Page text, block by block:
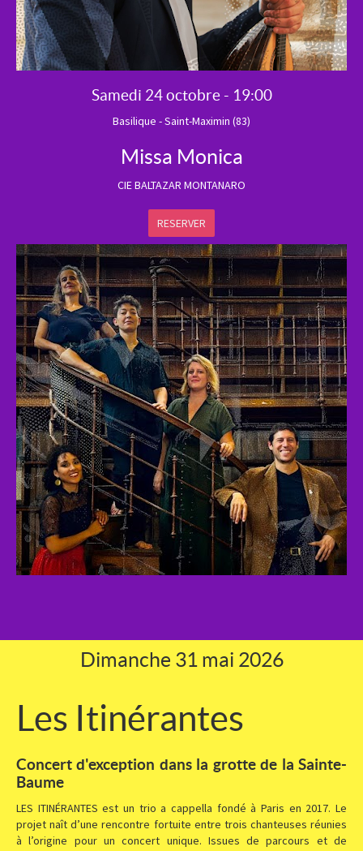
Samedi 24 octobre - 19:00
Basilique - Saint-Maximin (83)
Missa Monica
CIE BALTAZAR MONTANARO
RESERVER
Dimanche 31 mai 2026
Les Itinérantes
Concert d'exception dans la grotte de la Sainte-
Baume
LES ITINÉRANTES est un trio a cappella fondé à Paris en 2017. Le
projet naît d’une rencontre fortuite entre trois chanteuses réunies
à l’origine pour un concert unique. Issues de parcours et de